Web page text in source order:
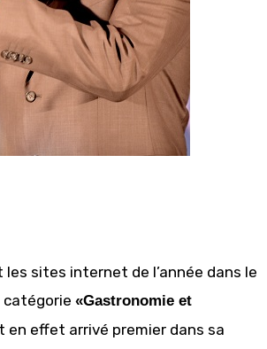
sites internet de l’année dans le
catégorie «Gastronomie et
en effet arrivé premier dans sa